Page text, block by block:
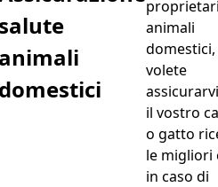
salute
animali
domestici
animali
domestici,
volete
il vostro
o gatto
le migliori
in caso di